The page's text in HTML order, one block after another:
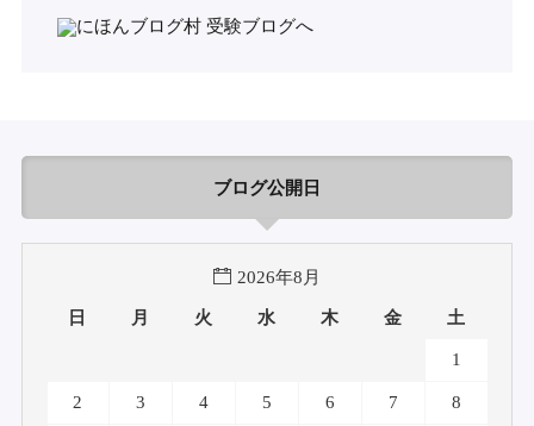
ブログ公開日
2026年8月
日 月 火 水 木 金 土
1
2 3 4 5 6 7 8